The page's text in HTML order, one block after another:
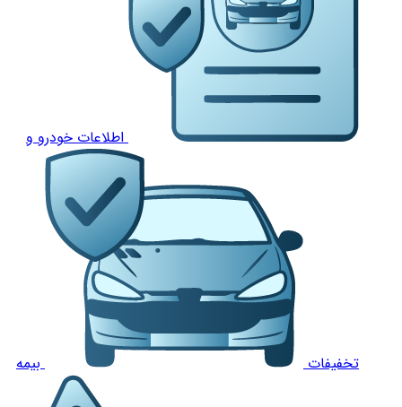
اطلاعات خودرو و
تخفیفات بیمه